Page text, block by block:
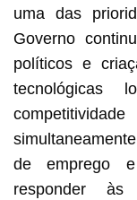
uma das
Governo
políticos e
tecnológicas
de emprego
responder às